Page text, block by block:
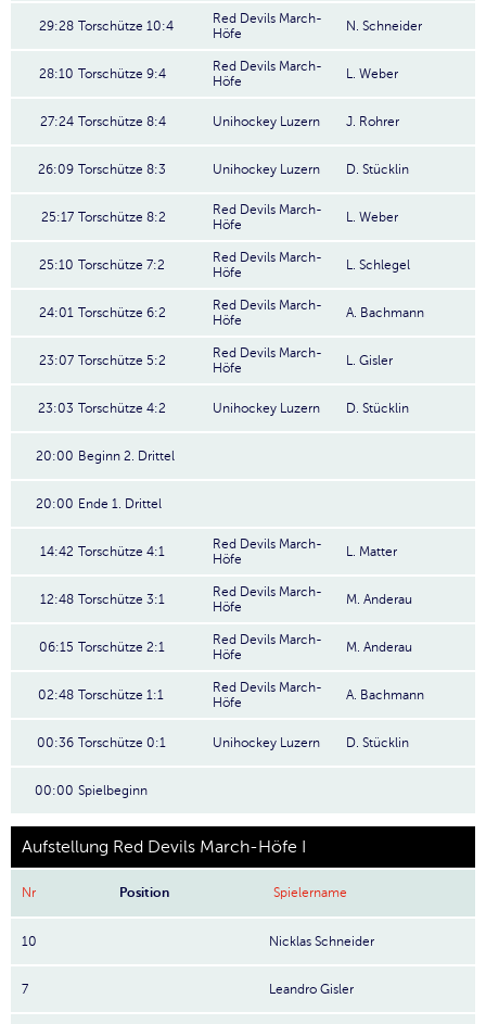
29:28 Torschütze 10:4
Red Devils March-
Höfe
N. Schneider
28:10 Torschütze 9:4
Red Devils March-
Höfe
L. Weber
27:24 Torschütze 8:4 Unihockey Luzern J. Rohrer
26:09 Torschütze 8:3 Unihockey Luzern D. Stücklin
25:17 Torschütze 8:2
Red Devils March-
Höfe
L. Weber
25:10 Torschütze 7:2
Red Devils March-
Höfe
L. Schlegel
24:01 Torschütze 6:2
Red Devils March-
Höfe
A. Bachmann
23:07 Torschütze 5:2
Red Devils March-
Höfe
L. Gisler
23:03 Torschütze 4:2 Unihockey Luzern D. Stücklin
20:00 Beginn 2. Drittel
20:00 Ende 1. Drittel
14:42 Torschütze 4:1
Red Devils March-
Höfe
L. Matter
12:48 Torschütze 3:1
Red Devils March-
Höfe
M. Anderau
06:15 Torschütze 2:1
Red Devils March-
Höfe
M. Anderau
02:48 Torschütze 1:1
Red Devils March-
Höfe
A. Bachmann
00:36 Torschütze 0:1 Unihockey Luzern D. Stücklin
00:00 Spielbeginn
Aufstellung Red Devils March-Höfe I
Nr Position Spielername
10 Nicklas Schneider
7 Leandro Gisler